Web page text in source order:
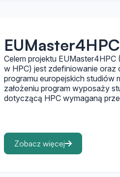
EUMaster4HPC
Celem projektu
w HPC) jest zdefiniowanie
programu europejskich studiów
założeniu program wyposaży
dotyczącą HPC wymaganą
Zobacz więcej